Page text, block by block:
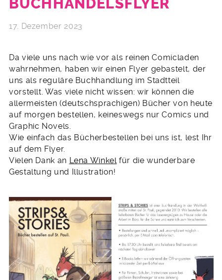
BUCHHANDELSFLYER
17. Dezember 2023
Da viele uns nach wie vor als reinen Comicladen
wahrnehmen, haben wir einen Flyer gebastelt, der
uns als reguläre Buchhandlung im Stadtteil
vorstellt. Was viele nicht wissen: wir können die
allermeisten (deutschsprachigen) Bücher von heute
auf morgen bestellen, keineswegs nur Comics und
Graphic Novels.
Wie einfach das Bücherbestellen bei uns ist, lest Ihr
auf dem Flyer.
Vielen Dank an Lena Winkel für die wunderbare
Gestaltung und Illustration!